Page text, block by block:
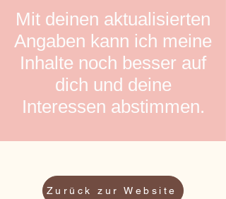
Mit deinen aktualisierten
Angaben kann ich meine
Inhalte noch besser auf
dich und deine
Interessen abstimmen.
Zurück zur Website